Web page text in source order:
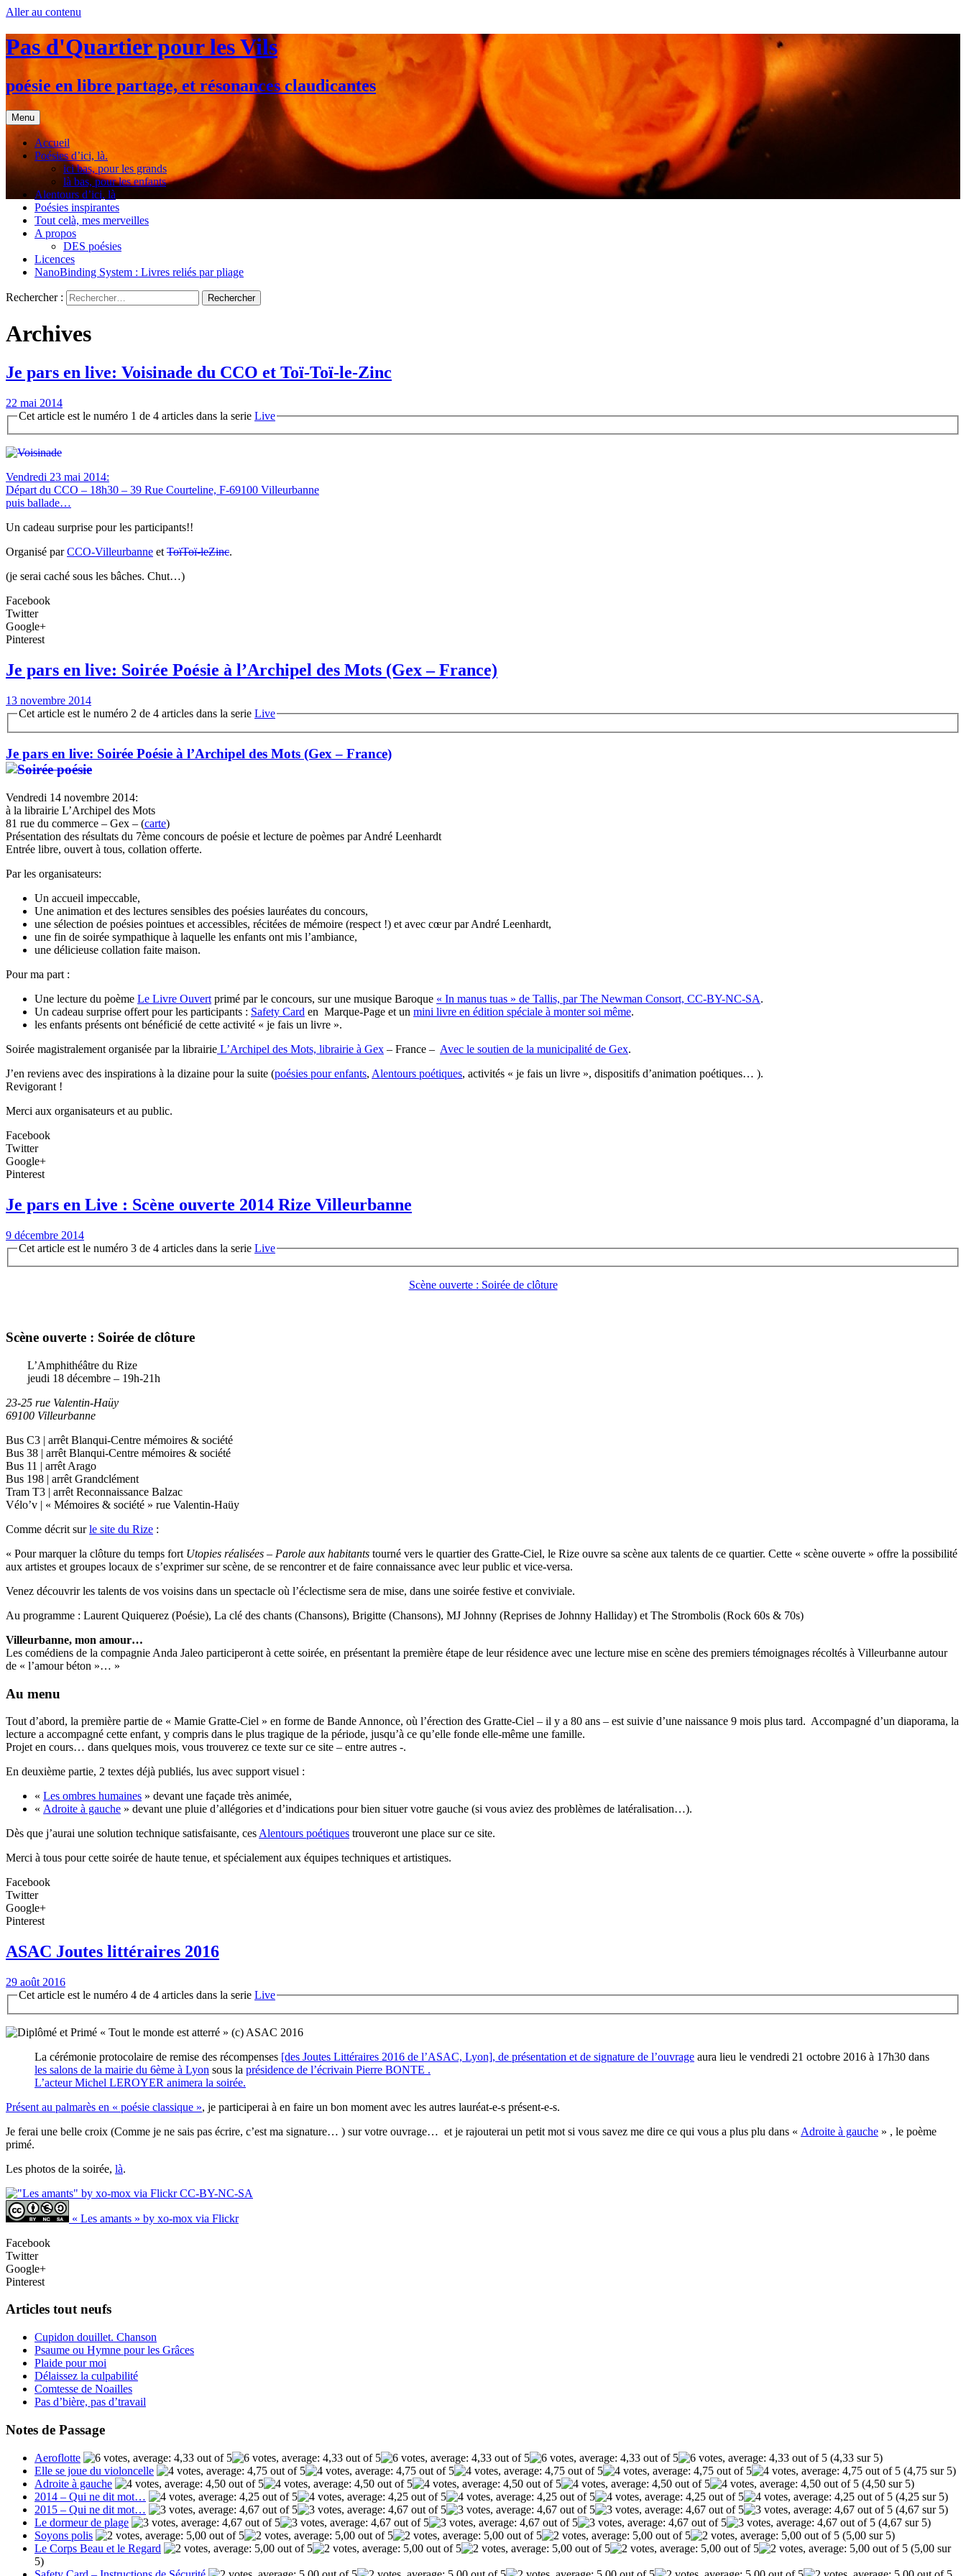
Aller au contenu
Pas d'Quartier pour les Vils
poésie en libre partage, et résonances claudicantes
Menu
Accueil
Poésies d’ici, là.
ici bas, pour les grands
là bas, pour les enfants
Alentours d’ici, là
Poésies inspirantes
Tout celà, mes merveilles
A propos
DES poésies
Licences
NanoBinding System : Livres reliés par pliage
Rechercher :
Archives
Je pars en live: Voisinade du CCO et Toï-Toï-le-Zinc
22 mai 2014
Cet article est le numéro 1 de 4 articles dans la serie Live
Vendredi 23 mai 2014:
Départ du CCO – 18h30 – 39 Rue Courteline, F-69100 Villeurbanne
puis ballade…
Un cadeau surprise pour les participants!!
Organisé parCCO-Villeurbanne et ToïToï-leZinc.
(je serai caché sous les bâches. Chut…)
Facebook
Twitter
Google+
Pinterest
Je pars en live: Soirée Poésie à l’Archipel des Mots (Gex – France)
13 novembre 2014
Cet article est le numéro 2 de 4 articles dans la serie Live
Je pars en live: Soirée Poésie à l’Archipel des Mots (Gex – France)
Vendredi 14 novembre 2014:
à la librairie L’Archipel des Mots
81 rue du commerce – Gex – (carte)
Présentation des résultats du 7ème concours de poésie et lecture de poèmes par André Leenhardt
Entrée libre, ouvert à tous, collation offerte.
Par les organisateurs:
Un accueil impeccable,
Une animation et des lectures sensibles des poésies lauréates du concours,
une sélection de poésies pointues et accessibles, récitées de mémoire (respect !) et avec cœur par André Leenhardt,
une fin de soirée sympathique à laquelle les enfants ont mis l’ambiance,
une délicieuse collation faite maison.
Pour ma part :
Une lecture du poème Le Livre Ouvert primé par le concours, sur une musique Baroque « In manus tuas » de Tallis, par The Newman Consort, CC-BY-NC-SA.
Un cadeau surprise offert pour les participants : Safety Card en Marque-Page et un mini livre en édition spéciale à monter soi même.
les enfants présents ont bénéficié de cette activité « je fais un livre ».
Soirée magistralement organisée par la librairie L’Archipel des Mots, librairie à Gex – France – Avec le soutien de la municipalité de Gex.
J’en reviens avec des inspirations à la dizaine pour la suite (poésies pour enfants, Alentours poétiques, activités « je fais un livre », dispositifs d’animation poétiques… ).
Revigorant !
Merci aux organisateurs et au public.
Facebook
Twitter
Google+
Pinterest
Je pars en Live : Scène ouverte 2014 Rize Villeurbanne
9 décembre 2014
Cet article est le numéro 3 de 4 articles dans la serie Live
Scène ouverte : Soirée de clôture
Scène ouverte : Soirée de clôture
L’Amphithéâtre du Rize
jeudi 18 décembre – 19h-21h
23-25 rue Valentin-Haüy
69100 Villeurbanne
Bus C3 | arrêt Blanqui-Centre mémoires & société
Bus 38 | arrêt Blanqui-Centre mémoires & société
Bus 11 | arrêt Arago
Bus 198 | arrêt Grandclément
Tram T3 | arrêt Reconnaissance Balzac
Vélo’v | « Mémoires & société » rue Valentin-Haüy
Comme décrit surle site du Rize :
« Pour marquer la clôture du temps fort Utopies réalisées – Parole aux habitants tourné vers le quartier des Gratte-Ciel, le Rize ouvre sa scène aux talents de ce quartier. Cette « scène ouverte » offre la possibilité
aux artistes et groupes locaux de s’exprimer sur scène, de se rencontrer et de faire connaissance avec leur public et vice-versa.
Venez découvrir les talents de vos voisins dans un spectacle où l’éclectisme sera de mise, dans une soirée festive et conviviale.
Au programme : Laurent Quiquerez (Poésie), La clé des chants (Chansons), Brigitte (Chansons), MJ Johnny (Reprises de Johnny Halliday) et The Strombolis (Rock 60s & 70s)
Villeurbanne, mon amour…
Les comédiens de la compagnie Anda Jaleo participeront à cette soirée, en présentant la première étape de leur résidence avec une lecture mise en scène des premiers témoignages récoltés à Villeurbanne autour
de « l’amour béton »… »
Au menu
Tout d’abord, la première partie de « Mamie Gratte-Ciel » en forme de Bande Annonce, où l’érection des Gratte-Ciel – il y a 80 ans – est suivie d’une naissance 9 mois plus tard. Accompagné d’un diaporama, la
lecture a accompagné cette enfant, y compris dans le plus tragique de la période, jusqu’à ce qu’elle fonde elle-même une famille.
Projet en cours… dans quelques mois, vous trouverez ce texte sur ce site – entre autres -.
En deuxième partie, 2 textes déjà publiés, lus avec support visuel :
« Les ombres humaines » devant une façade très animée,
« Adroite à gauche » devant une pluie d’allégories et d’indications pour bien situer votre gauche (si vous aviez des problèmes de latéralisation…).
Dès que j’aurai une solution technique satisfaisante, ces Alentours poétiques trouveront une place sur ce site.
Merci à tous pour cette soirée de haute tenue, et spécialement aux équipes techniques et artistiques.
Facebook
Twitter
Google+
Pinterest
ASAC Joutes littéraires 2016
29 août 2016
Cet article est le numéro 4 de 4 articles dans la serie Live
« Tout le monde est atterré » (c) ASAC 2016
La cérémonie protocolaire de remise des récompenses [des Joutes Littéraires 2016 de l’ASAC, Lyon], de présentation et de signature de l’ouvrage aura lieu le vendredi 21 octobre 2016 à 17h30 dans
les salons de la mairie du 6ème à Lyon sous la présidence de l’écrivain Pierre BONTE .
L’acteur Michel LEROYER animera la soirée.
Présent au palmarès en « poésie classique », je participerai à en faire un bon moment avec les autres lauréat-e-s présent-e-s.
Je ferai une belle croix (Comme je ne sais pas écrire, c’est ma signature… ) sur votre ouvrage… et je rajouterai un petit mot si vous savez me dire ce qui vous a plus plu dans « Adroite à gauche » , le poème
primé.
Les photos de la soirée, là.
« Les amants » by xo-mox via Flickr
Facebook
Twitter
Google+
Pinterest
Articles tout neufs
Cupidon douillet. Chanson
Psaume ou Hymne pour les Grâces
Plaide pour moi
Délaissez la culpabilité
Comtesse de Noailles
Pas d’bière, pas d’travail
Notes de Passage
Aeroflotte
(4,33 sur 5)
Elle se joue du violoncelle
(4,75 sur 5)
Adroite à gauche
(4,50 sur 5)
2014 – Qui ne dit mot…
(4,25 sur 5)
2015 – Qui ne dit mot…
(4,67 sur 5)
Le dormeur de plage
(4,67 sur 5)
Soyons polis
(5,00 sur 5)
Le Corps Beau et le Regard
(5,00 sur
5)